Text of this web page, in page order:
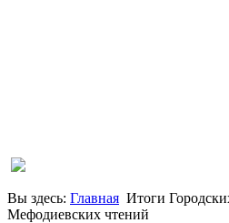
Вы здесь: Главная Итоги
Мефодиевских чтений